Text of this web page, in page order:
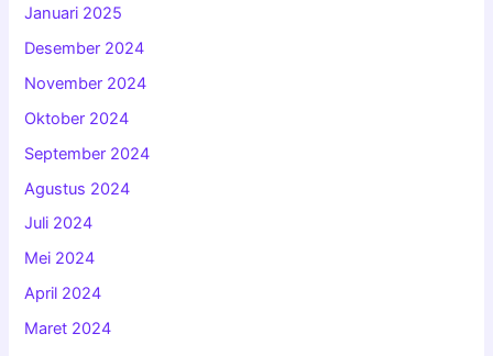
Januari 2025
Desember 2024
November 2024
Oktober 2024
September 2024
Agustus 2024
Juli 2024
Mei 2024
April 2024
Maret 2024